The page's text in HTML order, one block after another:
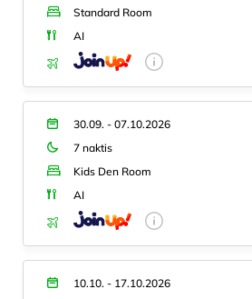
Standard Room
AI
30.09. - 07.10.2026
7 naktis
Kids Den Room
AI
10.10. - 17.10.2026